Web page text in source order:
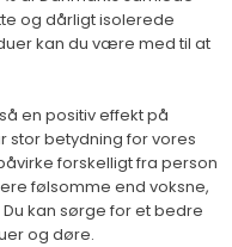
og dårligt isolerede
kan du være med til at
en positiv effekt på
stor betydning for vores
forskelligt fra person
følsomme end voksne,
kan sørge for et bedre
og døre.